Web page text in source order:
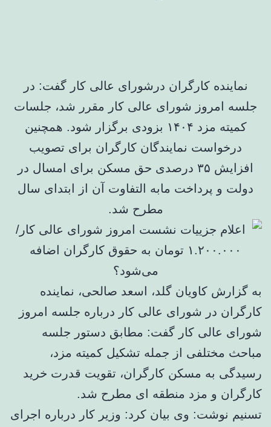
نماینده کارگران درشورای عالی کار گفت: در
جلسه امروز شورای عالی کار مقرر شد، جلسات
کمیته مزد ۱۴۰۴ بزودی برگزار شود. همچنین
درخواست نمایندگان کارگران برای تصویب
افزایش ۳۵ درصدی حق مسکن برای امسال در
دولت و پرداخت مابه التفاوت آن از ابتدای سال
مطرح شد.
به گزارش کاویان گلد، اسعد صالحی، نماینده
کارگران در شورای عالی کار درباره جلسه امروز
شورای عالی کار گفت: مطابق دستور جلسه
مباحث مختلفی از جمله تشکیل کمیته مزد،
رسیدگی به مسکن کارگران، تقویت قدرت خرید
کارگران و مزد منطقه ای مطرح شد.
تسنیم نوشت: وی بیان کرد: وزیر کار درباره اجرای